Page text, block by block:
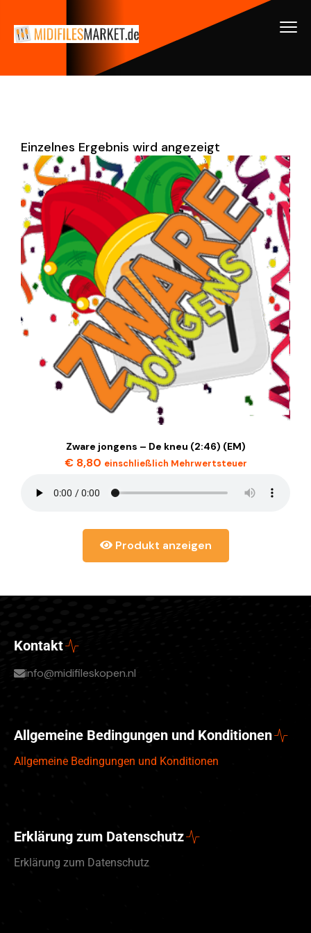
Einzelnes Ergebnis wird angezeigt
Zware jongens – De kneu (2:46) (EM)
€8,80 einschließlich Mehrwertsteuer
Produkt anzeigen
Kontakt
info@midifileskopen.nl
Allgemeine Bedingungen und Konditionen
Allgemeine Bedingungen und Konditionen
Erklärung zum Datenschutz
Erklärung zum Datenschutz